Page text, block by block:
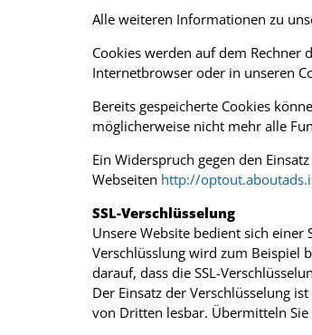
Alle weiteren Informationen zu
Cookies werden auf dem Rechner
Internetbrowser oder in unseren
Bereits gespeicherte Cookies
möglicherweise nicht mehr alle
Ein Widerspruch gegen den
Webseiten http://
SSL-Verschlüsselung
Unsere Website bedient sich
Verschlüsslung wird zum Beispiel
darauf, dass die SSL-
Der Einsatz der Verschlüsselung
von Dritten lesbar. Übermitteln